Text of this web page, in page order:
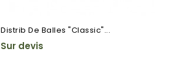
Distrib De Balles "Classic"...
Sur devis